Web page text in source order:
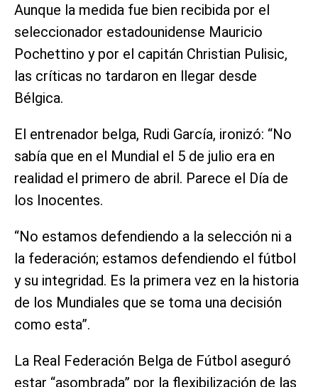
Aunque la medida fue bien recibida por el
seleccionador estadounidense Mauricio
Pochettino y por el capitán Christian Pulisic,
las críticas no tardaron en llegar desde
Bélgica.
El entrenador belga, Rudi García, ironizó: “No
sabía que en el Mundial el 5 de julio era en
realidad el primero de abril. Parece el Día de
los Inocentes.
“No estamos defendiendo a la selección ni a
la federación; estamos defendiendo el fútbol
y su integridad. Es la primera vez en la historia
de los Mundiales que se toma una decisión
como esta”.
La Real Federación Belga de Fútbol aseguró
estar “asombrada” por la flexibilización de las